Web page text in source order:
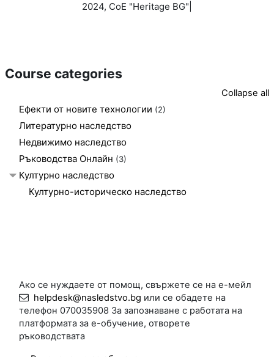
2024, CoE "Heritage BG"|
Course categories
Collapse all
Ефекти от новите технологии (2)
Литературно наследство
Недвижимо наследство
Ръководства Онлайн (3)
Културно наследство
Културно-историческо наследство
Ако се нуждаете от помощ, свържете се на е-мейл
helpdesk@nasledstvo.bg или се обадете на
телефон 070035908 За запознаване с работата на
платформата за е-обучение, отворете
ръководствата